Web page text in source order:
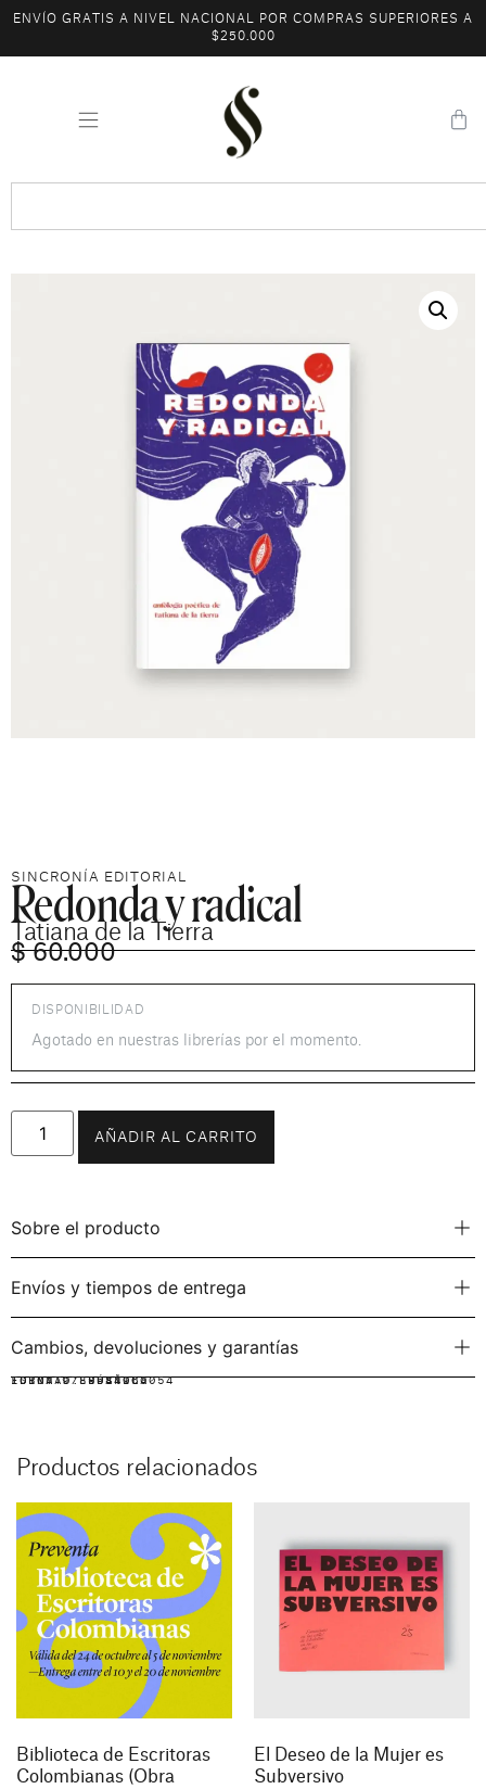
ENVÍO GRATIS A NIVEL NACIONAL POR COMPRAS SUPERIORES A
$250.000
SINCRONÍA EDITORIAL
Redonda y radical
Tatiana de la Tierra
$60.000
DISPONIBILIDAD
Agotado en nuestras librerías por el momento.
AÑADIR AL CARRITO
Sobre el producto
Envíos y tiempos de entrega
Cambios, devoluciones y garantías
IDIOMA:ESPAÑOL
FORMATO:RÚSTICA
ISBN: 9789584960054
Productos relacionados
Biblioteca de Escritoras
Colombianas (Obra
El Deseo de la Mujer es
Subversivo